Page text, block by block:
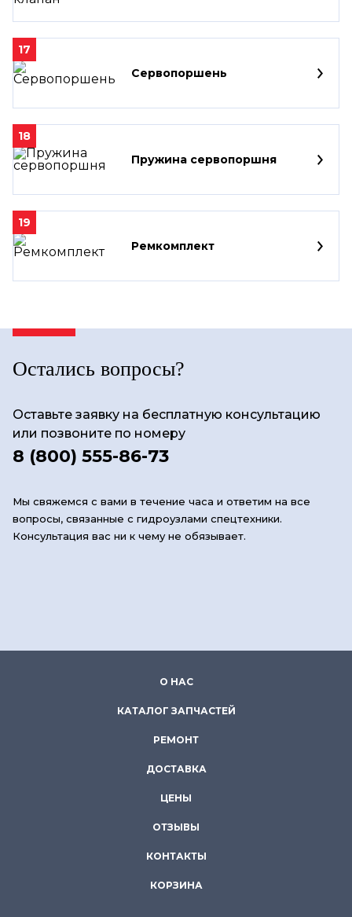
17
Сервопоршень
18
Пружина сервопоршня
19
Ремкомплект
Остались вопросы?
Оставьте заявку на бесплатную консультацию
или позвоните по номеру
8 (800) 555-86-73
Мы свяжемся с вами в течение часа и ответим на все
вопросы, связанные с гидроузлами спецтехники.
Консультация вас ни к чему не обязывает.
О НАС
КАТАЛОГ ЗАПЧАСТЕЙ
РЕМОНТ
ДОСТАВКА
ЦЕНЫ
ОТЗЫВЫ
КОНТАКТЫ
КОРЗИНА